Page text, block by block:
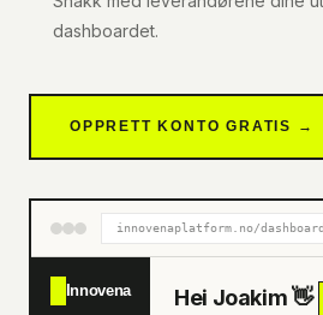
dashboardet.
OPPRETT KONTO GRATIS →
innovenaplatform.no/dashboard
Innovena Hei Joakim 👋